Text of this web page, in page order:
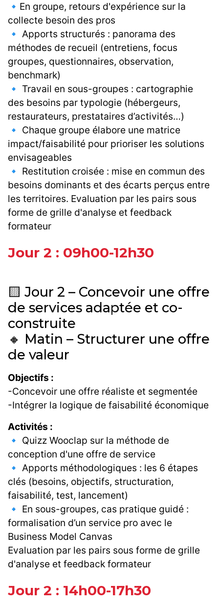
🔹En groupe, retours d'expérience sur la
collecte besoin des pros
🔹 Apports structurés : panorama des
méthodes de recueil (entretiens, focus
groupes, questionnaires, observation,
benchmark)
🔹 Travail en sous-groupes : cartographie
des besoins par typologie (hébergeurs,
restaurateurs, prestataires d’activités…)
🔹 Chaque groupe élabore une matrice
impact/faisabilité pour prioriser les solutions
envisageables
🔹 Restitution croisée : mise en commun des
besoins dominants et des écarts perçus entre
les territoires. Evaluation par les pairs sous
forme de grille d'analyse et feedback
formateur
Jour 2 : 09h00-12h30
🟨 Jour 2 – Concevoir une offre
de services adaptée et co-
construite
🔸 Matin – Structurer une offre
de valeur
Objectifs :
-Concevoir une offre réaliste et segmentée
-Intégrer la logique de faisabilité économique
Activités :
🔹 Quizz Wooclap sur la méthode de
conception d'une offre de service
🔹 Apports méthodologiques : les 6 étapes
clés (besoins, objectifs, structuration,
faisabilité, test, lancement)
🔹 En sous-groupes, cas pratique guidé :
formalisation d’un service pro avec le
Business Model Canvas
Evaluation par les pairs sous forme de grille
d'analyse et feedback formateur
Jour 2 : 14h00-17h30